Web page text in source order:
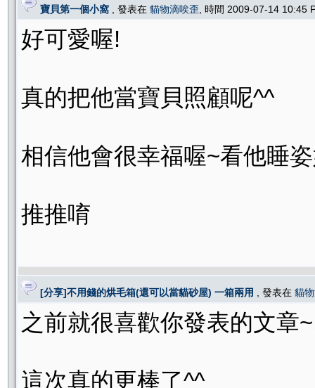
寶貝第一個小窩 , 發表在 貓物滴唉歪 , 時間 2009-07-14 10:45
好可愛喔!
真的把他當寶貝照顧呢^^
相信他會很幸福喔~看他睡
推推唷
[分享]不用錢的烘毛箱(還可以當貓砂屋) 一箱兩用 , 發表在 貓
之前就很喜歡你發表的文章
這次真的更棒了^^